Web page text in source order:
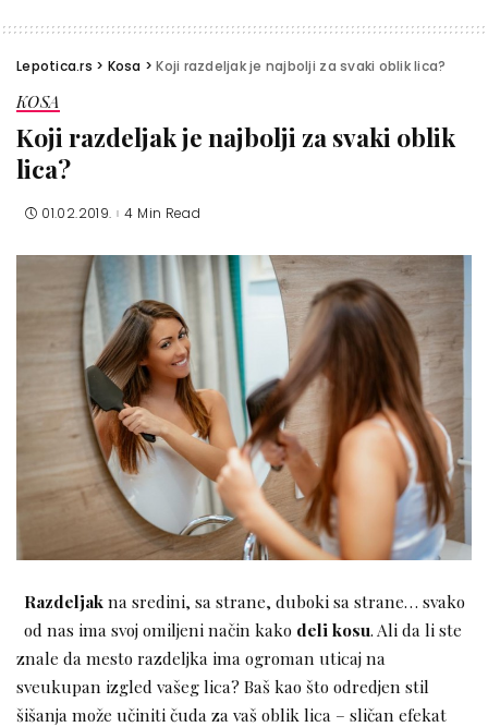
Lepotica.rs > Kosa >Koji razdeljak je najbolji za svaki oblik lica?
KOSA
Koji razdeljak je najbolji za svaki oblik
lica?
01.02.2019. 4 Min Read
Razdeljakna sredini, sa strane, duboki sa strane… svako
od nas ima svoj omiljeni način kako deli kosu. Ali da li ste
znale da mesto razdeljka ima ogroman uticaj na
sveukupan izgled vašeg lica? Baš kao što odredjen stil
šišanja može učiniti čuda za vaš oblik lica – sličan efekat